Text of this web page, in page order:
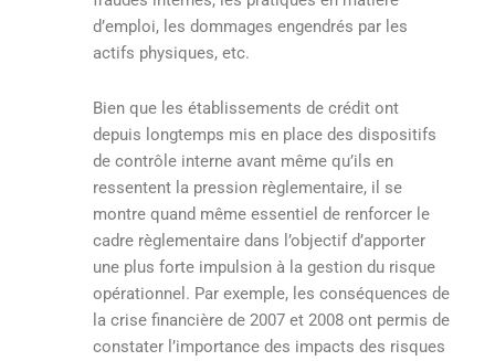
d’emploi, les dommages engendrés par les
actifs physiques, etc.
Bien que les établissements de crédit ont
depuis longtemps mis en place des dispositifs
de contrôle interne avant même qu’ils en
ressentent la pression règlementaire, il se
montre quand même essentiel de renforcer le
cadre règlementaire dans l’objectif d’apporter
une plus forte impulsion à la gestion du risque
opérationnel. Par exemple, les conséquences de
la crise financière de 2007 et 2008 ont permis de
constater l’importance des impacts des risques